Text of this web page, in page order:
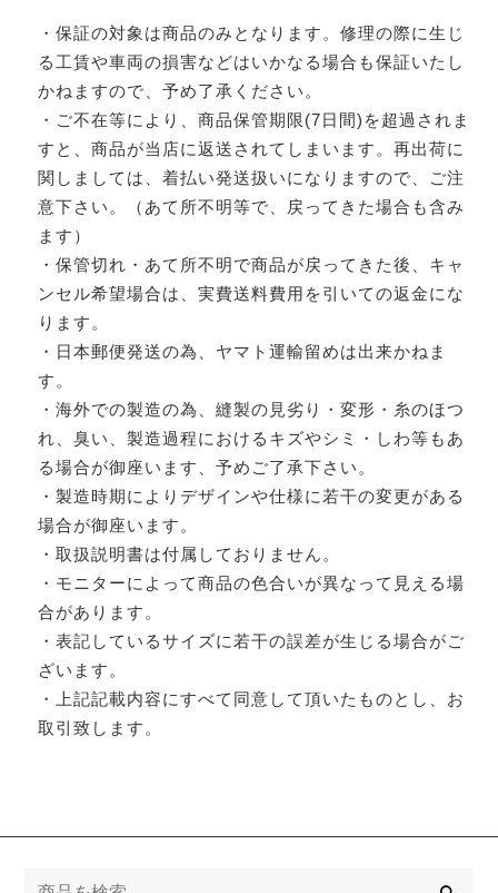
・保証の対象は商品のみとなります。修理の際に生じ
る工賃や車両の損害などはいかなる場合も保証いたし
かねますので、予め了承ください。
・ご不在等により、商品保管期限(7日間)を超過されま
すと、商品が当店に返送されてしまいます。再出荷に
関しましては、着払い発送扱いになりますので、ご注
意下さい。（あて所不明等で、戻ってきた場合も含み
ます）
・保管切れ・あて所不明で商品が戻ってきた後、キャ
ンセル希望場合は、実費送料費用を引いての返金にな
ります。
・日本郵便発送の為、ヤマト運輸留めは出来かねま
す。
・海外での製造の為、縫製の見劣り・変形・糸のほつ
れ、臭い、製造過程におけるキズやシミ・しわ等もあ
る場合が御座います、予めご了承下さい。
・製造時期によりデザインや仕様に若干の変更がある
場合が御座います。
・取扱説明書は付属しておりません。
・モニターによって商品の色合いが異なって見える場
合があります。
・表記しているサイズに若干の誤差が生じる場合がご
ざいます。
・上記記載内容にすべて同意して頂いたものとし、お
取引致します。